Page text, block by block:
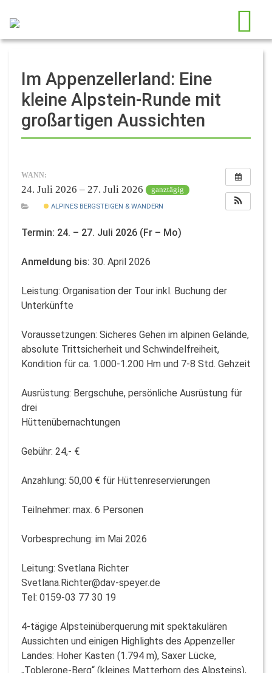
Im Appenzellerland: Eine
kleine Alpstein-Runde mit
großartigen Aussichten
WANN:
24. Juli 2026 – 27. Juli 2026 ganztägig
ALPINES BERGSTEIGEN & WANDERN
Termin: 24. – 27. Juli 2026 (Fr – Mo)
Anmeldung bis: 30. April 2026
Leistung: Organisation der Tour inkl. Buchung der
Unterkünfte
Voraussetzungen: Sicheres Gehen im alpinen Gelände,
absolute Trittsicherheit und Schwindelfreiheit,
Kondition für ca. 1.000-1.200 Hm und 7-8 Std. Gehzeit
Ausrüstung: Bergschuhe, persönliche Ausrüstung für
drei
Hüttenübernachtungen
Gebühr: 24,- €
Anzahlung: 50,00 € für Hüttenreservierungen
Teilnehmer: max. 6 Personen
Vorbesprechung: im Mai 2026
Leitung: Svetlana Richter
Svetlana.Richter@dav-speyer.de
Tel: 0159-03 77 30 19
4-tägige Alpsteinüberquerung mit spektakulären
Aussichten und einigen Highlights des Appenzeller
Landes: Hoher Kasten (1.794 m), Saxer Lücke,
„Toblerone-Berg“ (kleines Matterhorn des Alpsteins),